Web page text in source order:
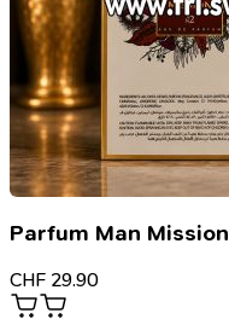
Parfum Man
CHF 29.90